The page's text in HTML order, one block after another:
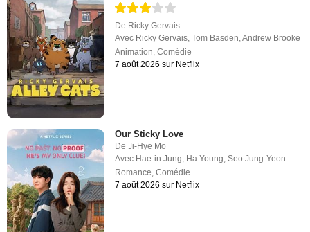
De Ricky Gervais
Avec Ricky Gervais,Tom Basden,Andrew Brooke
Animation,Comédie
7 août 2026 sur Netflix
Our Sticky Love
DeJi-Hye Mo
Avec Hae-in Jung, Ha Young,Seo Jung-Yeon
Romance,Comédie
7 août 2026 sur Netflix